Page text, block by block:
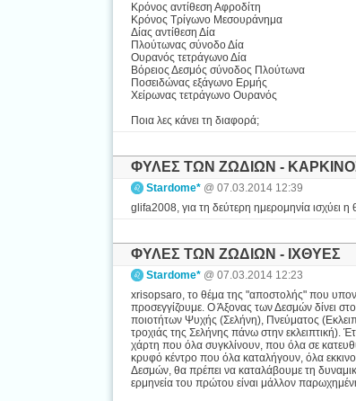
Κρόνος αντίθεση Αφροδίτη
Κρόνος Τρίγωνο Μεσουράνημα
Δίας αντίθεση Δία
Πλούτωνας σύνοδο Δία
Ουρανός τετράγωνο Δία
Βόρειος Δεσμός σύνοδος Πλούτωνα
Ποσειδώνας εξάγωνο Ερμής
Χείρωνας τετράγωνο Ουρανός
Ποια λες κάνει τη διαφορά;
ΦΥΛΕΣ ΤΩΝ ΖΩΔΙΩΝ -
Stardome* @ 07.03.2014 12:39
glifa2008, για τη δεύτερη ημερομηνία ισχύει
ΦΥΛΕΣ ΤΩΝ ΖΩΔΙΩΝ - ΙΧΘΥΕΣ
Stardome* @ 07.03.2014 12:23
xrisopsaro, το θέμα της "αποστολής" που
προσεγγίζουμε. Ο Άξονας των Δεσμών δίνει
ποιοτήτων Ψυχής (Σελήνη), Πνεύματος
τροχιάς της Σελήνης πάνω στην εκλειπτική).
χάρτη που όλα συγκλίνουν, που όλα σε
κρυφό κέντρο που όλα καταλήγουν, όλα
Δεσμών, θα πρέπει να καταλάβουμε τη
ερμηνεία του πρώτου είναι μάλλον